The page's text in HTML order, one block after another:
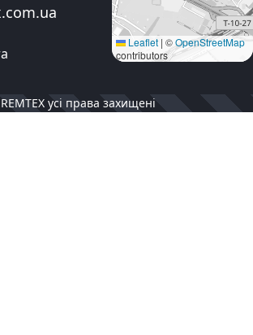
Leaflet | ©OpenStreetMap
contributors
усі права захищені